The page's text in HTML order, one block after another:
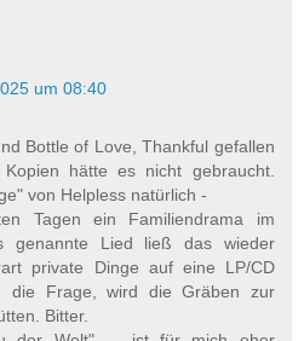
um 08:40
Bottle of Love, Thankful gefallen
hätte es nicht gebraucht.
von Helpless natürlich -
Tagen ein Familiendrama im
genannte Lied ließ das wieder
private Dinge auf eine LP/CD
die Frage, wird die Gräben zur
Bitter.